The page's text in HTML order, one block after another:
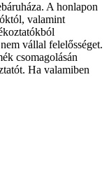
A honlapon
valamint
vállal felelősséget.
csomagolásán
Ha valamiben